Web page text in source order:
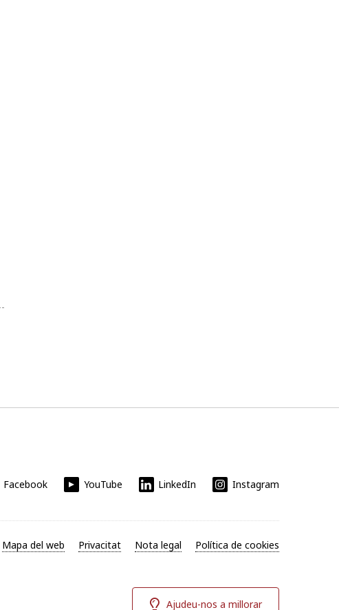
Facebook YouTube LinkedIn Instagram
Mapa del web Privacitat Nota legal Política de cookies
Ajudeu-nos a millorar